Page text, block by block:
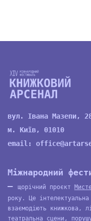
вул. Івана Мазепи,
м. Київ, 01010
email:
Міжнародний
—
щорічний проєкт
року. Це
взаємодіють книжкова,
театральна сцени,